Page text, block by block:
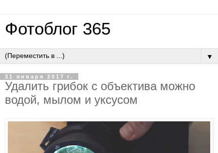
Фотоблог 365
▼
31 января 2017 г.
Удалить грибок с объектива можно
водой, мылом и уксусом